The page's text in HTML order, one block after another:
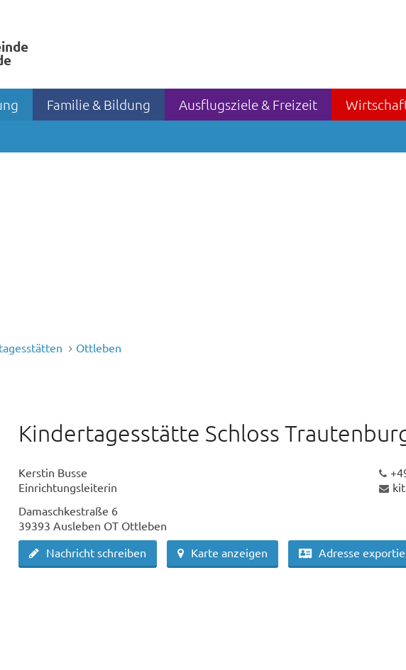
Familie & Bildung Ausflugsziele & Freizeit
Ottleben
Kindertagesstätte Schloss
Kerstin Busse
Einrichtungsleiterin
Damaschkestraße 6
39393 Ausleben OT Ottleben
Nachricht schreiben Karte anzeigen Adresse